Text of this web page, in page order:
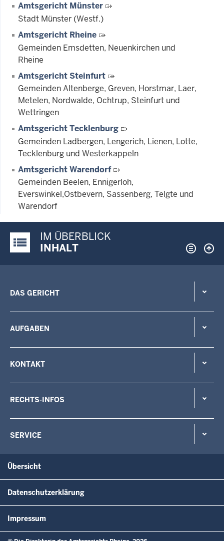
Amtsgericht Münster
Stadt Münster (Westf.)
Amtsgericht Rheine
Gemeinden Emsdetten, Neuenkirchen und
Rheine
Amtsgericht Steinfurt
Gemeinden Altenberge, Greven, Horstmar, Laer,
Metelen, Nordwalde, Ochtrup, Steinfurt und
Wettringen
Amtsgericht Tecklenburg
Gemeinden Ladbergen, Lengerich, Lienen, Lotte,
Tecklenburg und Westerkappeln
Amtsgericht Warendorf
Gemeinden Beelen, Ennigerloh,
Everswinkel,Ostbevern, Sassenberg, Telgte und
Warendorf
Justiz-Portal im Überblick:
IM ÜBERBLICK
INHALT
DAS GERICHT
AUFGABEN
KONTAKT
RECHTS-INFOS
SERVICE
Übersicht
Datenschutzerklärung
Impressum